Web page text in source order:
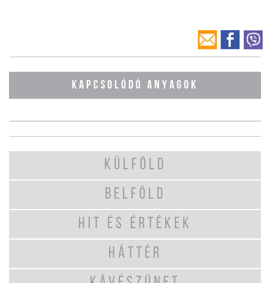
KAPCSOLÓDÓ ANYAGOK
KÜLFÖLD
BELFÖLD
HIT ÉS ÉRTÉKEK
HÁTTÉR